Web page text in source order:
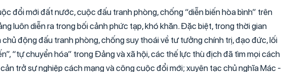
đổi mới đất nước, cuộc đấu tranh phòng, chống “diễn biến hòa bình” trên
luôn diễn ra trong bối cảnh phức tạp, khó khăn. Đặc biệt, trong thời gian
động đấu tranh phòng, chống suy thoái về tư tưởng chính trị, đạo đức, lối
“tự chuyển hóa” trong Đảng và xã hội, các thế lực thù địch đã tìm mọi cách
trở sự nghiệp cách mạng và công cuộc đổi mới; xuyên tạc chủ nghĩa Mác -